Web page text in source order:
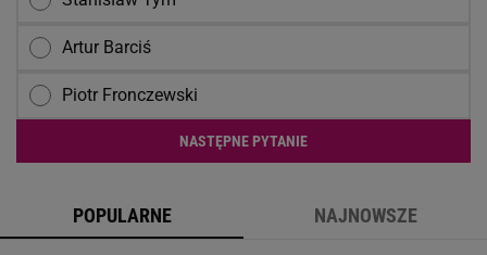
Artur Barciś
Piotr Fronczewski
NASTĘPNE PYTANIE
POPULARNE NAJNOWSZE